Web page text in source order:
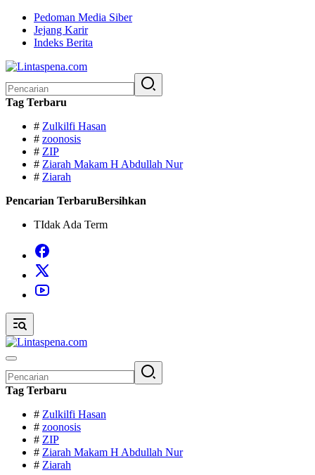
Langsung
konten
Pedoman Media Siber
Jejang Karir
Indeks Berita
untuk:
Tag Terbaru
# Zulkilfi Hasan
# zoonosis
# ZIP
# Ziarah Makam H Abdullah Nur
# Ziarah
Pencarian TerbaruBersihkan
TIdak Ada Term
untuk:
Tag Terbaru
# Zulkilfi Hasan
# zoonosis
# ZIP
# Ziarah Makam H Abdullah Nur
# Ziarah